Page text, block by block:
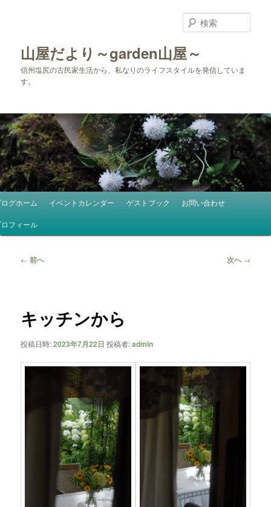
移
動
山屋だより～garden山屋～
信州塩尻の古民家生活から、私なりのライフスタイルを発信していま
す。
索
メ
ン
メ
グホーム イベントカレンダー ゲストブック お問い合わせ
フィール
投
ゲ
ー
ョ
ン
← 前へ 次へ→
キッチンから
投稿日時:2023年7月22日 投稿者:admin